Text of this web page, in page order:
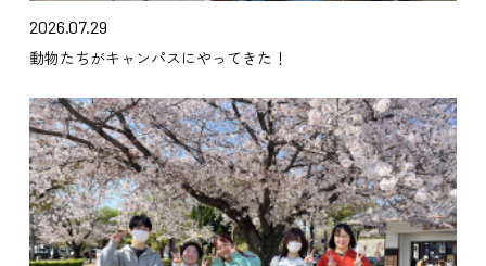
2026.07.29
動物たちがキャンパスにやってきた！